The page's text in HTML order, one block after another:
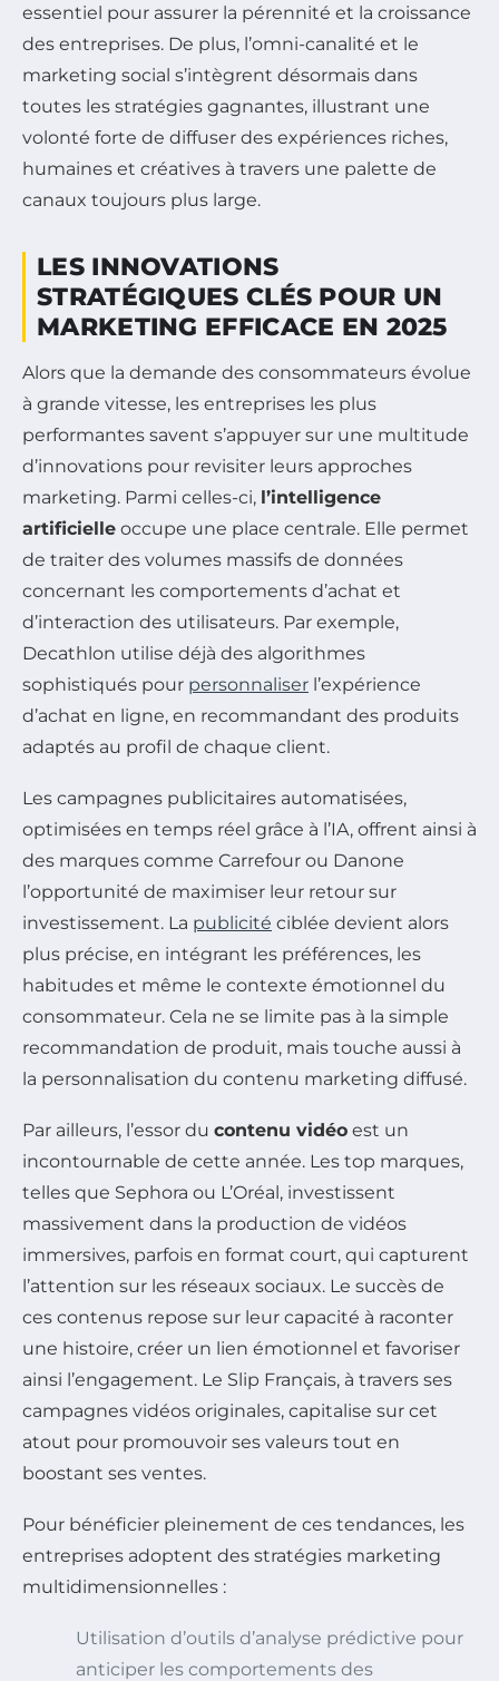
essentiel pour assurer la pérennité et la croissance
des entreprises. De plus, l’omni-canalité et le
marketing social s’intègrent désormais dans
toutes les stratégies gagnantes, illustrant une
volonté forte de diffuser des expériences riches,
humaines et créatives à travers une palette de
canaux toujours plus large.
LES INNOVATIONS
STRATÉGIQUES CLÉS POUR UN
MARKETING EFFICACE EN 2025
Alors que la demande des consommateurs évolue
à grande vitesse, les entreprises les plus
performantes savent s’appuyer sur une multitude
d’innovations pour revisiter leurs approches
marketing. Parmi celles-ci, l’intelligence
artificielle occupe une place centrale. Elle permet
de traiter des volumes massifs de données
concernant les comportements d’achat et
d’interaction des utilisateurs. Par exemple,
Decathlon utilise déjà des algorithmes
sophistiqués pour personnaliser l’expérience
d’achat en ligne, en recommandant des produits
adaptés au profil de chaque client.
Les campagnes publicitaires automatisées,
optimisées en temps réel grâce à l’IA, offrent ainsi à
des marques comme Carrefour ou Danone
l’opportunité de maximiser leur retour sur
investissement. La publicité ciblée devient alors
plus précise, en intégrant les préférences, les
habitudes et même le contexte émotionnel du
consommateur. Cela ne se limite pas à la simple
recommandation de produit, mais touche aussi à
la personnalisation du contenu marketing diffusé.
Par ailleurs, l’essor du contenu vidéo est un
incontournable de cette année. Les top marques,
telles que Sephora ou L’Oréal, investissent
massivement dans la production de vidéos
immersives, parfois en format court, qui capturent
l’attention sur les réseaux sociaux. Le succès de
ces contenus repose sur leur capacité à raconter
une histoire, créer un lien émotionnel et favoriser
ainsi l’engagement. Le Slip Français, à travers ses
campagnes vidéos originales, capitalise sur cet
atout pour promouvoir ses valeurs tout en
boostant ses ventes.
Pour bénéficier pleinement de ces tendances, les
entreprises adoptent des stratégies marketing
multidimensionnelles :
Utilisation d’outils d’analyse prédictive pour
anticiper les comportements des